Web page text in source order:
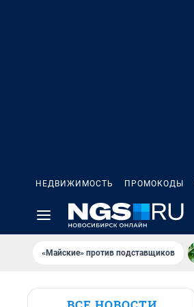
НЕДВИЖИМОСТЬ ПРОМОКОДЫ
«Майские» против подставщиков